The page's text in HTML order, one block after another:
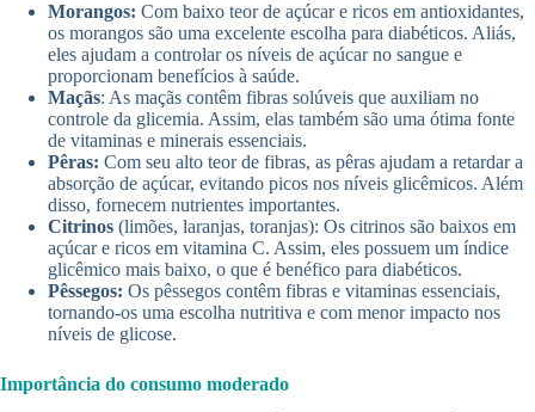
Morangos: Com baixo teor de açúcar e ricos em antioxidantes,
os morangos são uma excelente escolha para diabéticos. Aliás,
eles ajudam a controlar os níveis de açúcar no sangue e
proporcionam benefícios à saúde.
Maçãs: As maçãs contêm fibras solúveis que auxiliam no
controle da glicemia. Assim, elas também são uma ótima fonte
de vitaminas e minerais essenciais.
Pêras: Com seu alto teor de fibras, as pêras ajudam a retardar a
absorção de açúcar, evitando picos nos níveis glicêmicos. Além
disso, fornecem nutrientes importantes.
Citrinos (limões, laranjas, toranjas): Os citrinos são baixos em
açúcar e ricos em vitamina C. Assim, eles possuem um índice
glicêmico mais baixo, o que é benéfico para diabéticos.
Pêssegos: Os pêssegos contêm fibras e vitaminas essenciais,
tornando-os uma escolha nutritiva e com menor impacto nos
níveis de glicose.
Importância do consumo moderado